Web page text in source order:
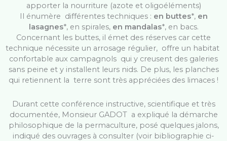
apporter la nourriture (azote et oligoéléments)
Il énumère différentes techniques : en buttes*, en
lasagnes*, en spirales, en mandalas*, en bacs.
Concernant les buttes, il émet des réserves car cette
technique nécessite un arrosage régulier, offre un habitat
confortable aux campagnols qui y creusent des galeries
sans peine et y installent leurs nids. De plus, les planches
qui retiennent la terre sont très appréciées des limaces !
Durant cette conférence instructive, scientifique et très
documentée, Monsieur GADOT a expliqué la démarche
philosophique de la permaculture, posé quelques jalons,
indiqué des ouvrages à consulter (voir bibliographie ci-